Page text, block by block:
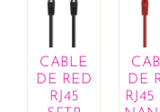
Pulseiras
Amaciadores
Champôs
Coloração
CABLE
DE RED
RJ45
DE
RJ45